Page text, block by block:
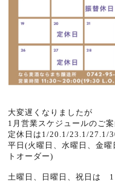
大変遅くなりましたが
1月営業スケジュールのご案
定休日は1/20.1/23.1/27.1/
平日(火曜日、水曜日、金
トオーダー)
土曜日、日曜日、祝日は